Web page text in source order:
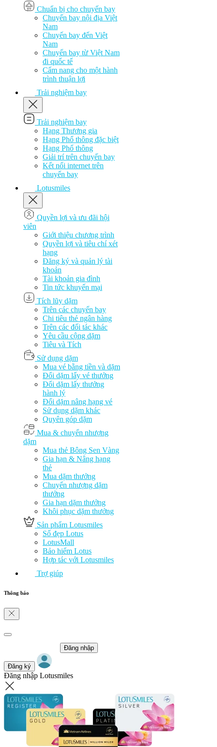
Chuẩn bị cho chuyến bay
Chuyến bay nội địa Việt
Nam
Chuyến bay đến Việt
Nam
Chuyến bay từ Việt Nam
đi quốc tế
Cẩm nang cho một hành
trình thuận lợi
Trải nghiệm bay
Trải nghiệm bay
Hạng Thương gia
Hạng Phổ thông đặc biệt
Hạng Phổ thông
Giải trí trên chuyến bay
Kết nối internet trên
chuyến bay
Lotusmiles
Quyền lợi và ưu đãi hội
viên
Giới thiệu chương trình
Quyền lợi và tiêu chí xét
hạng
Đăng ký và quản lý tài
khoản
Tài khoản gia đình
Tin tức khuyến mại
Tích lũy dặm
Trên các chuyến bay
Chi tiêu thẻ ngân hàng
Trên các đối tác khác
Yêu cầu cộng dặm
Tiêu và Tích
Sử dụng dặm
Mua vé bằng tiền và dặm
Đổi dặm lấy vé thưởng
Đổi dặm lấy thưởng
hành lý
Đổi dặm nâng hạng vé
Sử dụng dặm khác
Quyên góp dặm
Mua & chuyển nhượng
dặm
Mua thẻ Bông Sen Vàng
Gia hạn & Nâng hạng
thẻ
Mua dặm thưởng
Chuyển nhượng dặm
thưởng
Gia hạn dặm thưởng
Khôi phục dặm thưởng
Sản phẩm Lotusmiles
Số đẹp Lotus
LotusMall
Bảo hiểm Lotus
Hợp tác với Lotusmiles
Trợ giúp
Thông báo
Đăng nhập
Đăng ký
Đăng nhập Lotusmiles